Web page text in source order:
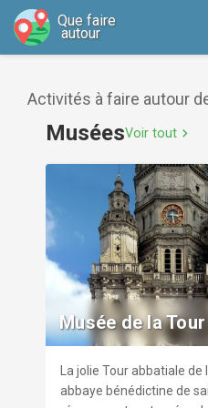
Que faire
autour
Activités à faire autour
MuséesVoir tout chevron_right
Musée de la
La jolie Tour abbatiale de
abbaye bénédictine de